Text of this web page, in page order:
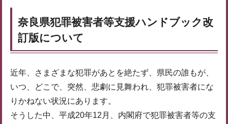
奈良県犯罪被害者等支援ハンドブック改
訂版について
近年、さまざまな犯罪があとを絶たず、県民の誰もが、
いつ、どこで、突然、悲劇に見舞われ、犯罪被害者にな
りかねない状況にあります。
そうした中、平成20年12月、内閣府で犯罪被害者等の支